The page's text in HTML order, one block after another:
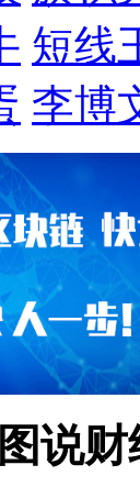
短线
李博
图说财